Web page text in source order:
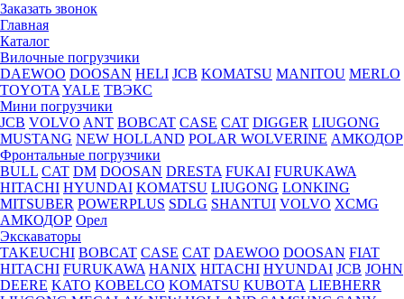
Заказать звонок
Главная
Каталог
Вилочные погрузчики
DAEWOO DOOSAN HELI JCB KOMATSU MANITOU MERLO
TOYOTA YALE ТВЭКС
Мини погрузчики
JCB VOLVO ANT BOBCAT CASE CAT DIGGER LIUGONG
MUSTANG NEW HOLLAND POLAR WOLVERINE АМКОДОР
Фронтальные погрузчики
BULL CAT DM DOOSAN DRESTA FUKAI FURUKAWA
HITACHI HYUNDAI KOMATSU LIUGONG LONKING
MITSUBER POWERPLUS SDLG SHANTUI VOLVO XCMG
АМКОДОР Орел
Экскаваторы
TAKEUCHI BOBCAT CASE CAT DAEWOO DOOSAN FIAT
HITACHI FURUKAWA HANIX HITACHI HYUNDAI JCB JOHN
DEERE KATO KOBELCO KOMATSU KUBOTА LIEBHERR